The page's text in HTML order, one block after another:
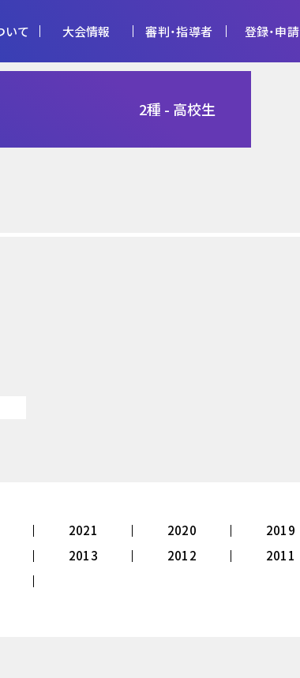
いて
ビジョン
大会情報
キッズ
天皇杯 トレセン活動
審判・指導者 登録・申請
2種 - 高校生
2021 2020
2019
2013 2012
2011